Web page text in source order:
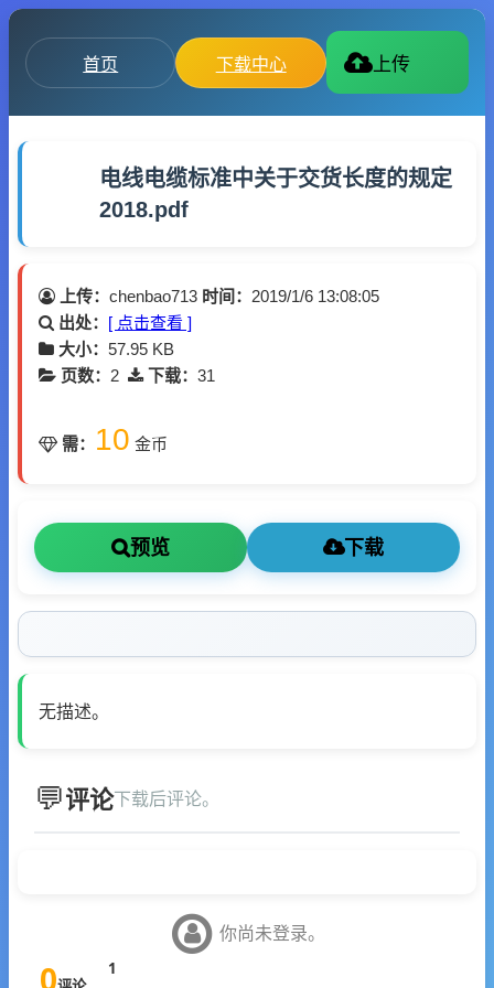
首页 下载中心 上传
电线电缆标准中关于交货长度的规定
2018.pdf
上传： chenbao713 时间： 2019/1/6 13:08:05
出处： [ 点击查看 ]
大小： 57.95 KB
页数： 2 下载： 31
需： 10 金币
预览 下载
无描述。
评论下载后评论。
你尚未登录。
0 1